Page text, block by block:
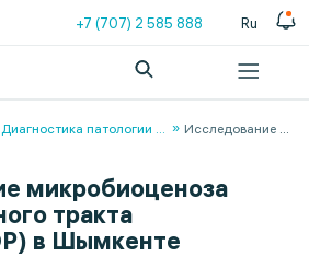
+7 (707) 2 585 888 Ru
Диагностика патологии ... Исследование ...
микробиоценоза
тракта
в Шымкенте